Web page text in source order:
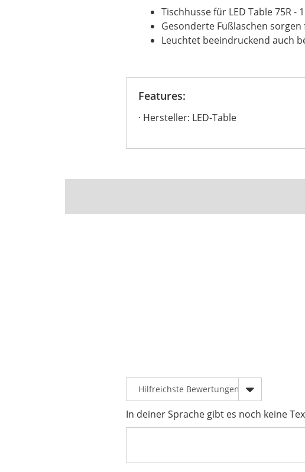
Tischhusse für LED Table 75R -
Gesonderte Fußlaschen
Leuchtet beeindruckend auch
Features:
Hersteller: LED-Table
In deiner Sprache gibt es noch keine